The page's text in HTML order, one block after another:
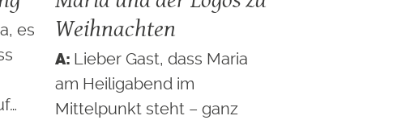
es
Weihnachten
Lieber Gast, dass Maria
am Heiligabend im
Mittelpunkt steht – ganz